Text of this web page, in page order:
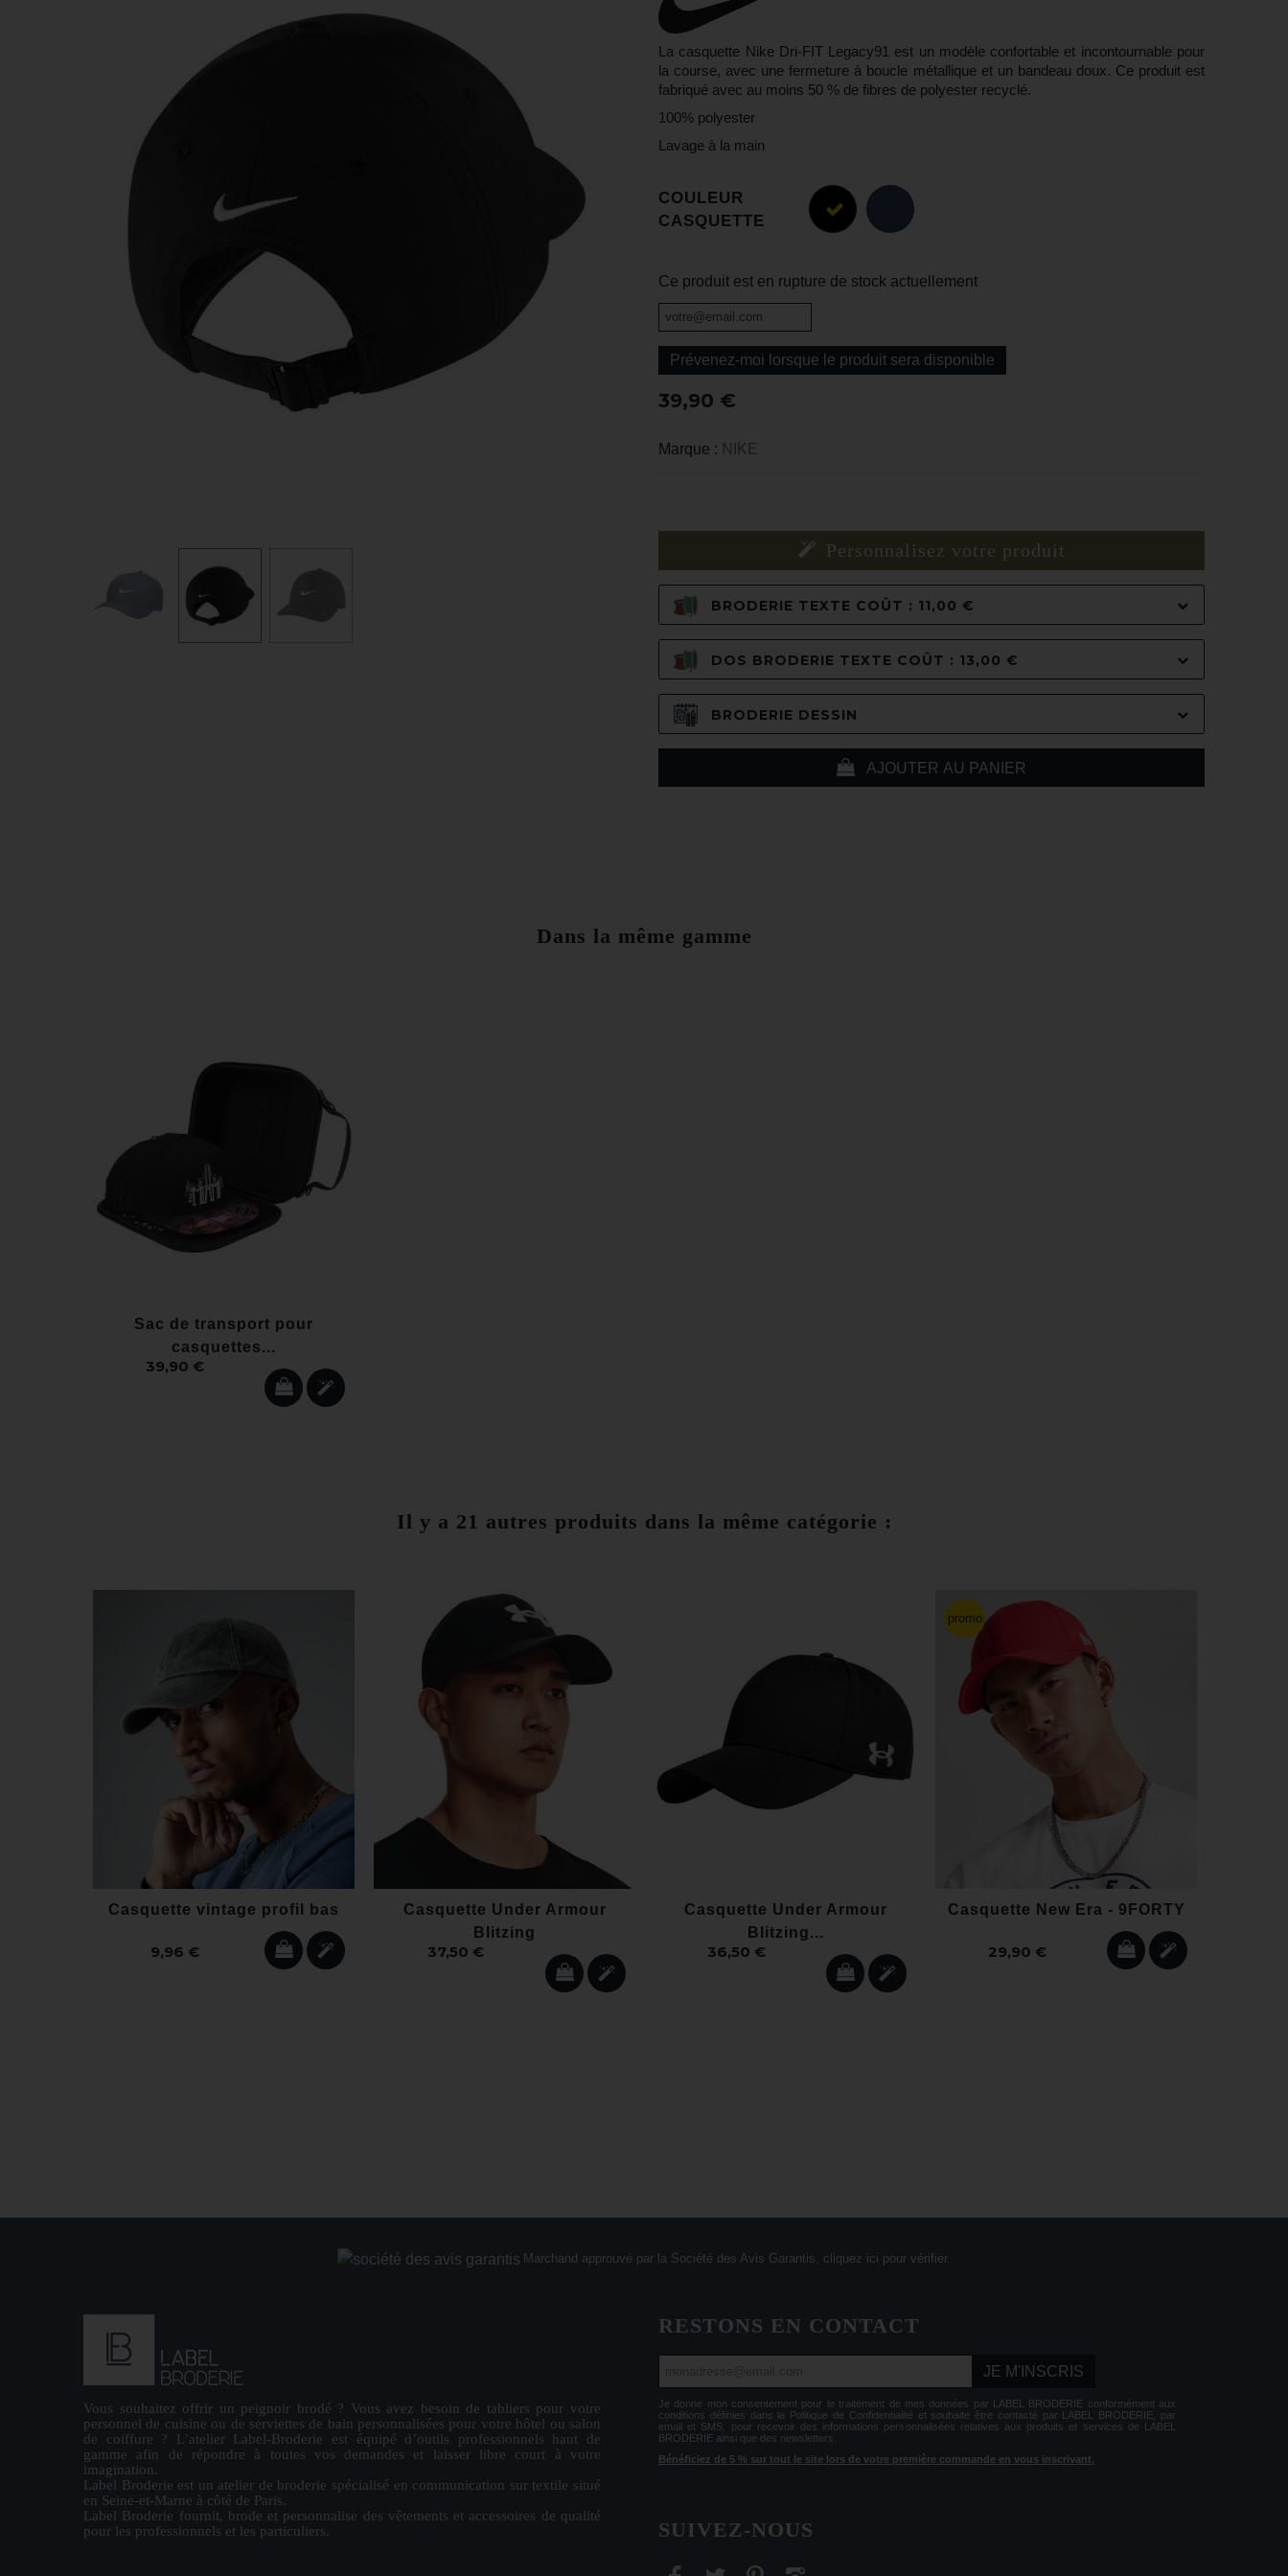
La casquette Nike Dri-FIT Legacy91 est un modèle confortable et incontournable pour
la course, avec une fermeture à boucle métallique et un bandeau doux. Ce produit est
fabriqué avec au moins 50 % de fibres de polyester recyclé.
100% polyester
Lavage à la main
Personnalisez votre produit
BRODERIE TEXTE COÛT : 11,00 €
DOS BRODERIE TEXTE COÛT : 13,00 €
BRODERIE DESSIN
AJOUTER AU PANIER
39,90 €
COULEUR
CASQUETTE
Ce produit est en rupture de stock actuellement
Prévenez-moi lorsque le produit sera disponible
Marque : NIKE
Dans la même gamme
Sac de transport pour
casquettes...
39,90 €
Il y a 21 autres produits dans la même catégorie :
Casquette vintage profil bas
9,96 €
Casquette Under Armour
Blitzing
37,50 €
Casquette Under Armour
Blitzing...
36,50 €
promo
Casquette New Era - 9FORTY
29,90 €
Marchand approuvé par la Société des Avis Garantis, cliquez ici pour vérifier.
Vous souhaitez offrir un peignoir brodé ? Vous avez besoin de tabliers pour votre
personnel de cuisine ou de serviettes de bain personnalisées pour votre hôtel ou salon
de coiffure ? L’atelier Label-Broderie est équipé d’outils professionnels haut de
gamme afin de répondre à toutes vos demandes et laisser libre court à votre
imagination.
Label Broderie est un atelier de broderie spécialisé en communication sur textile situé
en Seine-et-Marne à côté de Paris.
Label Broderie fournit, brode et personnalise des vêtements et accessoires de qualité
pour les professionnels et les particuliers.
RESTONS EN CONTACT
JE M'INSCRIS
Je donne mon consentement pour le traitement de mes données par LABEL BRODERIE conformément aux
conditions définies dans la Politique de Confidentialité et souhaite être contacté par LABEL BRODERIE, par
email et SMS, pour recevoir des informations personnalisées relatives aux produits et services de LABEL
BRODERIE ainsi que des newsletters.
Bénéficiez de 5 % sur tout le site lors de votre première commande en vous inscrivant.
SUIVEZ-NOUS